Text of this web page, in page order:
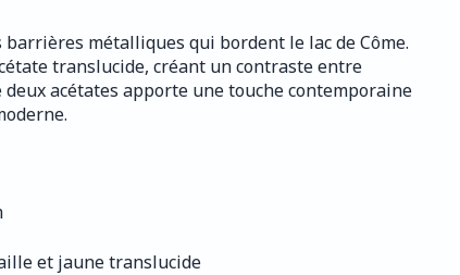
barrières métalliques qui bordent le lac de Côme.
translucide, créant un contraste entre
acétates apporte une touche contemporaine
et jaune translucide